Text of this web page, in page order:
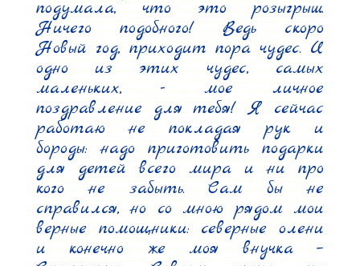
подумала, что это розыгрыш.
Ничего подобного! Ведь скоро
Новый год, приходит пора чудес. И
одно из этих чудес, самых
маленьких, - мое личное
поздравление для тебя! Я сейчас
работаю не покладая рук и
бороды: надо приготовить подарки
для детей всего мира и ни про
кого не забыть. Сам бы не
справился, но со мною рядом мои
верные помощники: северные олени
и конечно же моя внучка –